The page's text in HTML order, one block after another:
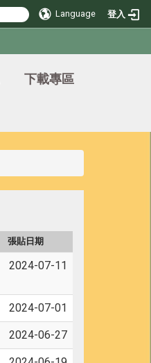
Language 登入
下載專區
張貼日期
2024-07-11
2024-07-01
2024-06-27